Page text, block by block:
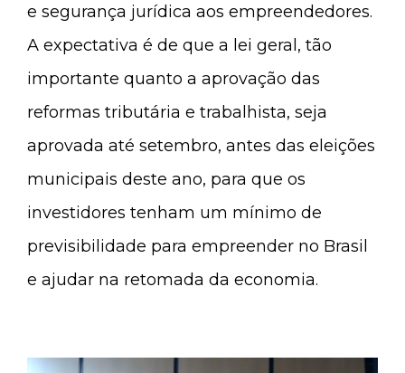
e segurança jurídica aos empreendedores.
A expectativa é de que a lei geral, tão
importante quanto a aprovação das
reformas tributária e trabalhista, seja
aprovada até setembro, antes das eleições
municipais deste ano, para que os
investidores tenham um mínimo de
previsibilidade para empreender no Brasil
e ajudar na retomada da economia.